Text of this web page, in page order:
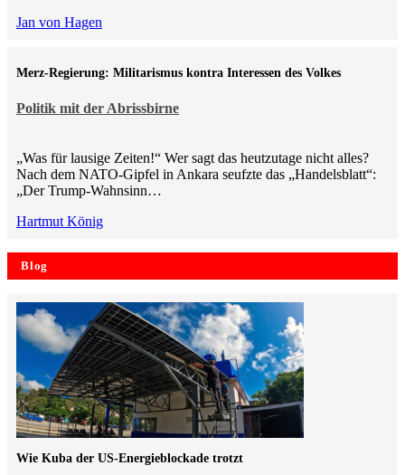
Jan von Hagen
Politik mit der Abrissbirne
Merz-Regierung: Militarismus kontra Inte­ressen des Volkes
„Was für lausige Zeiten!“ Wer sagt das heutzutage nicht alles?
Nach dem NATO-Gipfel in Ankara seufzte das „Handelsblatt“:
„Der Trump-Wahnsinn…
Hartmut König
Blog
Wie Kuba der US-Energieblockade trotzt